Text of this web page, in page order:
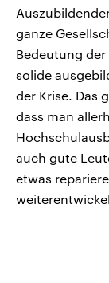
ganze
Bedeutung
solide
der Krise. Das
dass man
auch gute
etwas